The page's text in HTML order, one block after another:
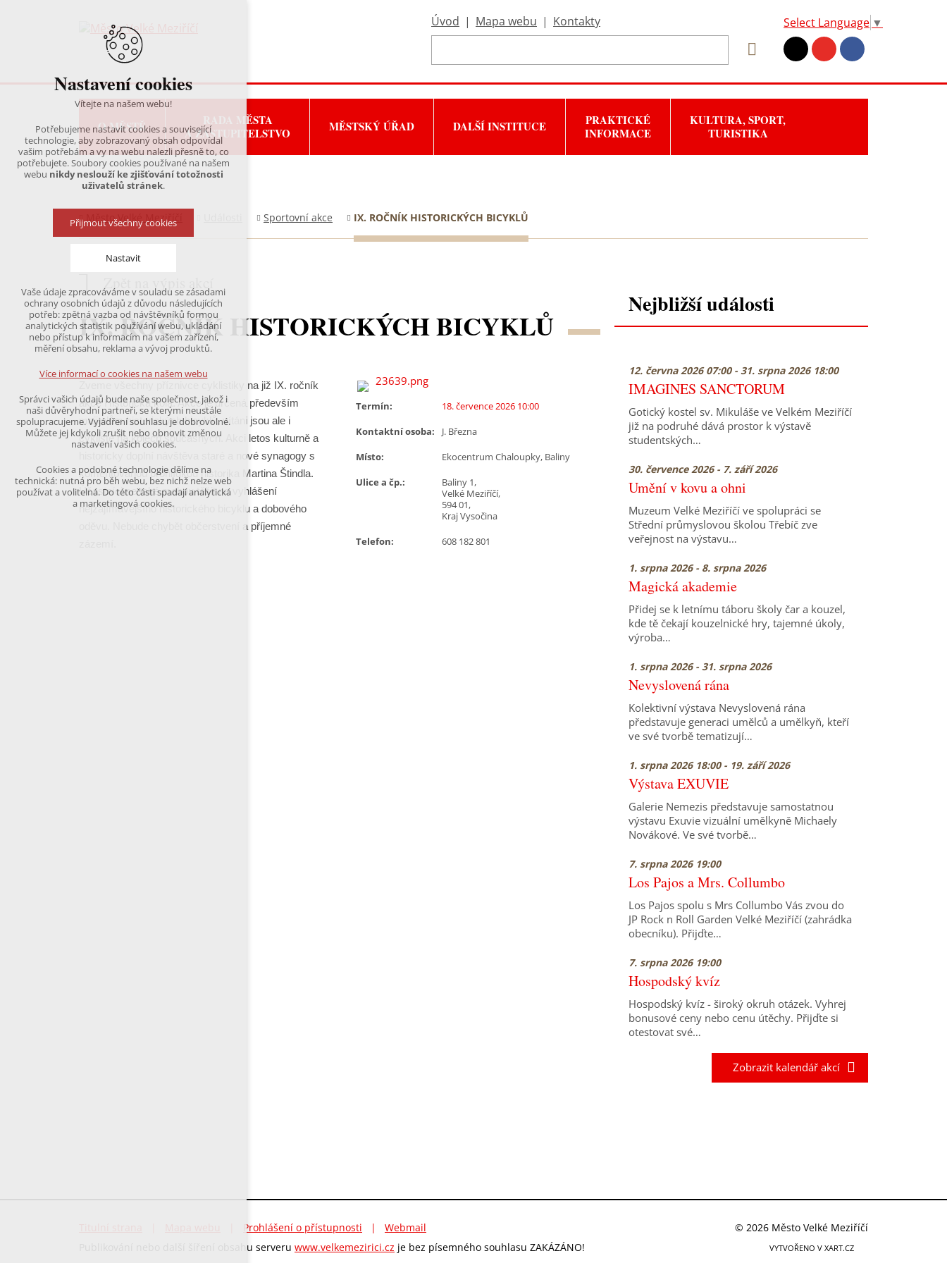
Úvod | Mapa webu | Kontakty Select Language ▼
O MĚSTĚ
RADA MĚSTA
A ZASTUPITELSTVO
MĚSTSKÝ ÚŘAD DALŠÍ INSTITUCE
PRAKTICKÉ
INFORMACE
KULTURA, SPORT,
TURISTIKA
Město Velké Meziříčí Sportovní akce IX. ROČNÍK HISTORICKÝCH BICYKLŮ
IX. ROČNÍK HISTORICKÝCH BICYKLŮ
Zveme všechny příznivce cyklistiky na již IX. ročník
akce Historická kola. Akce je určená především
majitelům historických bicyklů, vítáni jsou ale i
cyklisté na kolech současných. Akci letos kulturně a
historicky doplní návštěva staré a nové synagogy s
komentovanou prohlídkou historika Martina Štindla.
Účastníci se také mohou těšit na vyhlášení
nejzajímavějšího historického bicyklu a dobového
oděvu. Nebude chybět občerstvení a příjemné
Termín:
18. července 2026 10:00
Kontaktní osoba:
J. Března
Místo:
Ekocentrum Chaloupky, Baliny
Ulice a čp.:
Baliny 1,
Velké Meziříčí,
594 01,
Kraj Vysočina
Telefon:
608 182 801
Nejbližší události
12. června 2026 07:00 - 31. srpna 2026 18:00
IMAGINES SANCTORUM
Gotický kostel sv. Mikuláše ve Velkém Meziříčí
již na podruhé dává prostor k výstavě
studentských…
30. července 2026 - 7. září 2026
Umění v kovu a ohni
Muzeum Velké Meziříčí ve spolupráci se
Střední průmyslovou školou Třebíč zve
veřejnost na výstavu…
1. srpna 2026 - 8. srpna 2026
Magická akademie
Přidej se k letnímu táboru školy čar a kouzel,
kde tě čekají kouzelnické hry, tajemné úkoly,
výroba…
1. srpna 2026 - 31. srpna 2026
Nevyslovená rána
Kolektivní výstava Nevyslovená rána
představuje generaci umělců a umělkyň, kteří
ve své tvorbě tematizují…
1. srpna 2026 18:00 - 19. září 2026
Výstava EXUVIE
Galerie Nemezis představuje samostatnou
výstavu Exuvie vizuální umělkyně Michaely
Novákové. Ve své tvorbě…
7. srpna 2026 19:00
Los Pajos a Mrs. Collumbo
Los Pajos spolu s Mrs Collumbo Vás zvou do
JP Rock n Roll Garden Velké Meziříčí (zahrádka
obecníku). Přijďte…
7. srpna 2026 19:00
Hospodský kvíz
Hospodský kvíz - široký okruh otázek. Vyhrej
bonusové ceny nebo cenu útěchy. Přijďte si
otestovat své…
Zobrazit kalendář akcí
Prohlášení o přístupnosti | Webmail
Publikování nebo další šíření obsahu serveru www.velkemezirici.cz je bez písemného souhlasu ZAKÁZÁNO!
© 2026 Město Velké Meziříčí
VYTVOŘENO V XART.CZ
Nastavení cookies
Vítejte na našem webu!
Potřebujeme nastavit cookies a související
technologie, aby zobrazovaný obsah odpovídal
vašim potřebám a vy na webu nalezli přesně to, co
potřebujete. Soubory cookies používané na našem
webu nikdy neslouží ke zjišťování totožnosti
uživatelů stránek.
Přijmout všechny cookies
Nastavit
Technická cookies
nutná pro provozování webu
udržení kontextu stránek (session): případná
přihlášení, volby jazyka, apod.
analytická pro anonymizované vyhodnocení
návštěvnosti
marketingová cookies
(Google,Hotjar,Leadfeeder))
Více informací o cookies na našem webu
Přijmout všechny cookies
Odmítnout vše
Vaše údaje zpracováváme v souladu se zásadami
ochrany osobních údajů z důvodu následujících
potřeb: zpětná vazba od návštěvníků formou
analytických statistik používání webu, ukládání
nebo přístup k informacím na vašem zařízení,
měření obsahu, reklama a vývoj produktů.
Více informací o cookies na našem webu
Správci vašich údajů bude naše společnost, jakož i
naši důvěryhodní partneři, se kterými neustále
spolupracujeme. Vyjádření souhlasu je dobrovolné.
Můžete jej kdykoli zrušit nebo obnovit změnou
nastavení vašich cookies.
Cookies a podobné technologie dělíme na
technická: nutná pro běh webu, bez nichž nelze web
používat a volitelná. Do této části spadají analytická
a marketingová cookies.